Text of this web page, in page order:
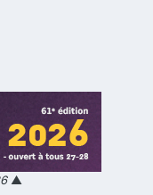
▲